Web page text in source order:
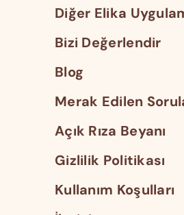
Diğer Elika
Bizi Değerlendir
Blog
Merak Edilen
Açık Rıza Beyanı
Gizlilik Politikası
Kullanım Koşulları